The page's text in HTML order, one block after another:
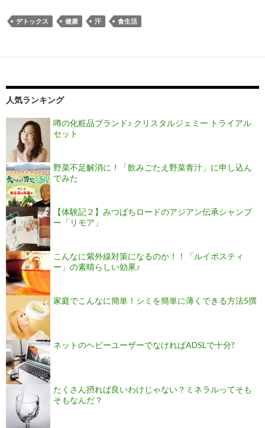
デトックス 健康 汗 食生活
人気ランキング
噂の化粧品ブランド♪ クリスタルジェミー トライアル
セット
野菜不足解消に！「飲みごたえ野菜青汁」に申し込ん
でみた
【体験記２】みつばちロードのアジアン伝承シャンプ
ー「リモア」
こんなに紫外線対策になるのか！！「ルイボスティ
ー」の素晴らしい効果♪
家庭でこんなに簡単！シミを簡単に薄くできる方法5撰
ネットのヘビーユーザーでなければADSLで十分?
たくさん摂れば良いわけじゃない？ミネラルってそも
そもなんだ？